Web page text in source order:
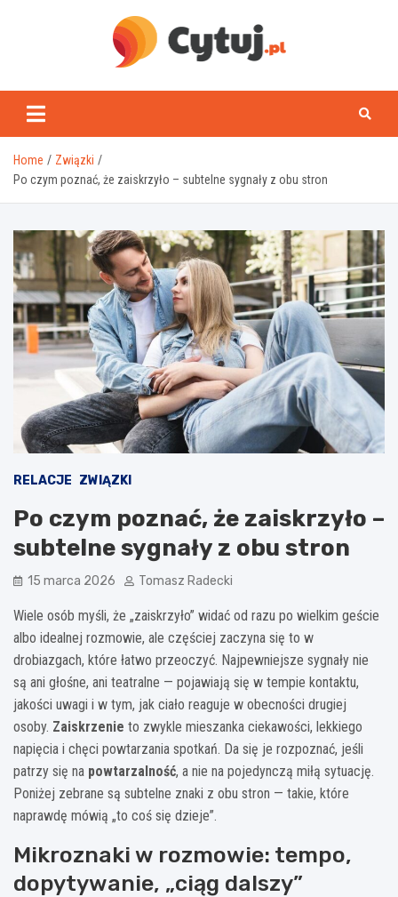
www.cytuj.pl
Home
Związki
Po czym poznać, że zaiskrzyło – subtelne sygnały z obu stron
RELACJE ZWIĄZKI
Po czym poznać, że zaiskrzyło –
subtelne sygnały z obu stron
15 marca 2026 Tomasz Radecki
Wiele osób myśli, że „zaiskrzyło” widać od razu po wielkim geście
albo idealnej rozmowie, ale częściej zaczyna się to w
drobiazgach, które łatwo przeoczyć. Najpewniejsze sygnały nie
są ani głośne, ani teatralne — pojawiają się w tempie kontaktu,
jakości uwagi i w tym, jak ciało reaguje w obecności drugiej
osoby. Zaiskrzenie to zwykle mieszanka ciekawości, lekkiego
napięcia i chęci powtarzania spotkań. Da się je rozpoznać, jeśli
patrzy się na powtarzalność, a nie na pojedynczą miłą sytuację.
Poniżej zebrane są subtelne znaki z obu stron — takie, które
naprawdę mówią „to coś się dzieje”.
Mikroznaki w rozmowie: tempo,
dopytywanie, „ciąg dalszy”